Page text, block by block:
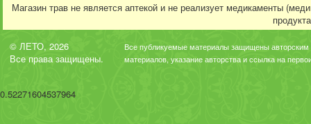
Магазин трав не является аптекой и не реализует медикаменты
© ЛЕТО, 2026
Все права защищены.
Все публикуемые материалы защищены авторским
материалов, указание авторства и ссылка на
0.52271604537964